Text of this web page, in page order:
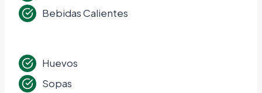
Bebidas Calientes
Huevos
Sopas